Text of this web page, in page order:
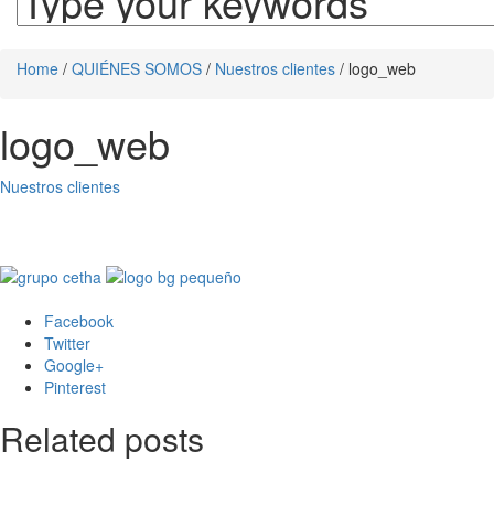
Home / QUIÉNES SOMOS / Nuestros clientes / logo_web
logo_web
Nuestros clientes
Facebook
Twitter
Google+
Pinterest
Related posts